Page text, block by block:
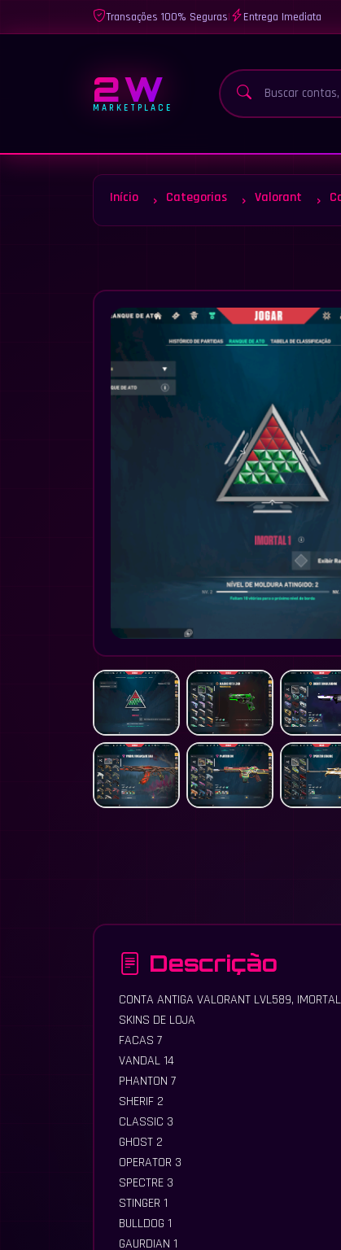
Transações 100% Seguras| Entrega Imediata
2W
MARKETPLACE
Início Categorias Valorant
Descrição
CONTA ANTIGA VALORANT LVL589,
SKINS DE LOJA
FACAS 7
VANDAL 14
PHANTON 7
SHERIF 2
CLASSIC 3
GHOST 2
OPERATOR 3
SPECTRE 3
STINGER 1
BULLDOG 1
GAURDIAN 1